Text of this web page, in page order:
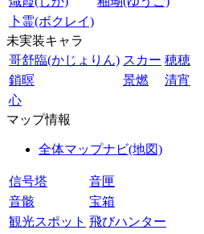
卜霊(ボクレイ)
未実装キャラ
哥舒臨(かじょりん) スカー 穂穂
鎖暝
景燃
清宵
心
マップ情報
全体マップナビ(地図)
信号塔
音匣
音骸
宝箱
観光スポット 飛びハンター